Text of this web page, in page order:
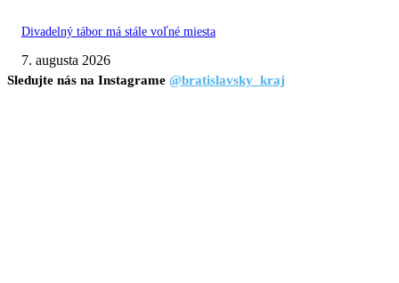
Divadelný tábor má stále voľné miesta
7. augusta 2026
Sledujte nás na Instagrame @bratislavsky_kraj